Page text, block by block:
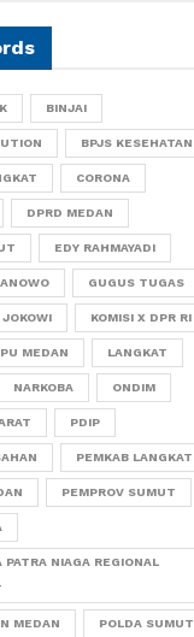
BINJAI
BPJS KESEHATAN
CORONA
DPRD MEDAN
EDY RAHMAYADI
GUGUS TUGAS
JOKOWI KOMISI X DPR RI
MEDAN LANGKAT
NARKOBA ONDIM
PDIP
PEMKAB LANGKAT
PEMPROV SUMUT
PATRA NIAGA REGIONAL
MEDAN POLDA SUMUT